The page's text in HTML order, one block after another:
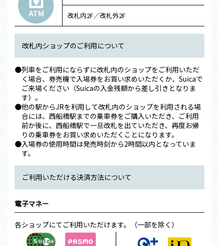
改札内2F／改札外2F
改札内ショップのご利用について
●列車をご利用にならずに改札内のショップをご利用いただ
く場合、券売機で入場券をお買い求めいただくか、Suicaで
ご来場ください（Suicaの入金残額から差し引きとなりま
す）。
●他の駅からJRを利用して改札内のショップを利用される場
合には、西船橋駅までの乗車券をご購入いただき、ご利用
前か後に、西船橋駅で一旦改札を出ていただき、再度お帰
りの乗車券をお買い求めいただくことになります。
●入場券の使用時間は発売時刻から2時間以内となっていま
す。
ご利用いただける決済方法について
電子マネー
各ショップにてご利用いただけます。（一部を除く）